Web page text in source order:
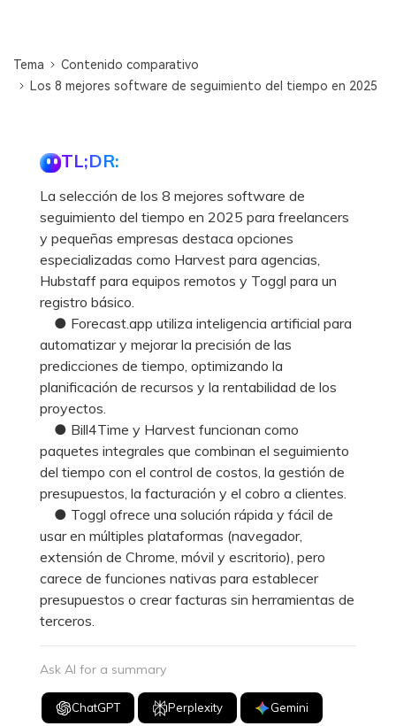
Tema
Contenido comparativo
Los 8 mejores software de seguimiento del tiempo en 2025
TL;DR:
La selección de los 8 mejores software de
seguimiento del tiempo en 2025 para freelancers
y pequeñas empresas destaca opciones
especializadas como Harvest para agencias,
Hubstaff para equipos remotos y Toggl para un
registro básico.
● Forecast.app utiliza inteligencia artificial para
automatizar y mejorar la precisión de las
predicciones de tiempo, optimizando la
planificación de recursos y la rentabilidad de los
proyectos.
● Bill4Time y Harvest funcionan como
paquetes integrales que combinan el seguimiento
del tiempo con el control de costos, la gestión de
presupuestos, la facturación y el cobro a clientes.
● Toggl ofrece una solución rápida y fácil de
usar en múltiples plataformas (navegador,
extensión de Chrome, móvil y escritorio), pero
carece de funciones nativas para establecer
presupuestos o crear facturas sin herramientas de
terceros.
Ask AI for a summary
ChatGPT Perplexity Gemini